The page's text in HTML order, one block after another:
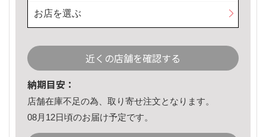
お店を選ぶ
近くの店舗を確認する
納期目安：
店舗在庫不足の為、取り寄せ注文となります。
08月12日頃のお届け予定です。